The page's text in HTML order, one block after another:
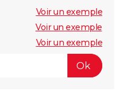
Voir un exemple
Voir un exemple
Voir un exemple